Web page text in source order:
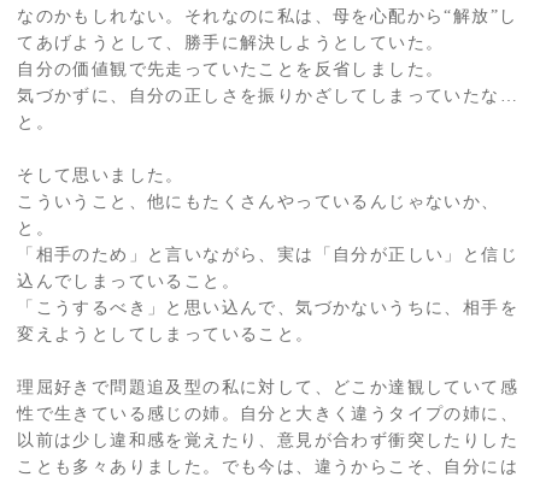
なのかもしれない。それなのに私は、母を心配から“解放”し
てあげようとして、勝手に解決しようとしていた。
自分の価値観で先走っていたことを反省しました。
気づかずに、自分の正しさを振りかざしてしまっていたな…
と。
そして思いました。
こういうこと、他にもたくさんやっているんじゃないか、
と。
「相手のため」と言いながら、実は「自分が正しい」と信じ
込んでしまっていること。
「こうするべき」と思い込んで、気づかないうちに、相手を
変えようとしてしまっていること。
理屈好きで問題追及型の私に対して、どこか達観していて感
性で生きている感じの姉。自分と大きく違うタイプの姉に、
以前は少し違和感を覚えたり、意見が合わず衝突したりした
ことも多々ありました。でも今は、違うからこそ、自分には